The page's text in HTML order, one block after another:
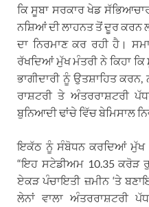
ਕਿ ਸੂਬਾ ਸਰਕਾਰ ਖੇਡ
ਨਸ਼ਿਆਂ ਦੀ ਲਾਹਨਤ ਤੋਂ ਦੂਰ ਕਰਨ
ਦਾ ਨਿਰਮਾਣ ਕਰ ਰਹੀ ਹੈ।
ਰੱਖਦਿਆਂ ਮੁੱਖ ਮੰਤਰੀ ਨੇ ਕਿਹਾ ਕਿ
ਭਾਗੀਦਾਰੀ ਨੂੰ ਉਤਸ਼ਾਹਿਤ
ਰਾਸ਼ਟਰੀ ਤੇ ਅੰਤਰਰਾਸ਼ਟਰੀ
ਬੁਨਿਆਦੀ ਢਾਂਚੇ ਵਿੱਚ ਬੇਮਿਸਾਲ
ਇਕੱਠ ਨੂੰ ਸੰਬੋਧਨ ਕਰਦਿਆਂ ਮੁੱਖ
“ਇਹ ਸਟੇਡੀਅਮ 10.35 ਕਰੋੜ
ਏਕੜ ਪੰਚਾਇਤੀ ਜ਼ਮੀਨ ‘ਤੇ
ਲੇਨਾਂ ਵਾਲਾ ਅੰਤਰਰਾਸ਼ਟਰੀ